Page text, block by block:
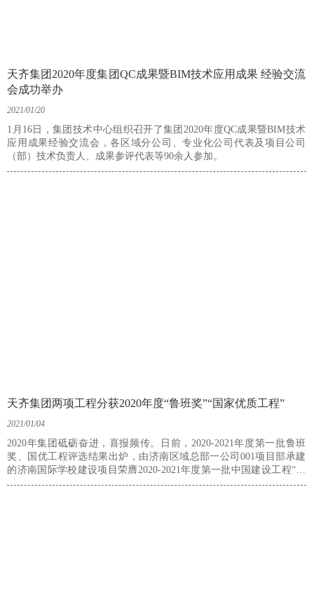
天齐集团2020年度集团QC成果暨BIM技术应用成果 经验交流
会成功举办
2021/01/20
1月16日，集团技术中心组织召开了集团2020年度QC成果暨BIM技术
应用成果经验交流会，各区域分公司、专业化公司代表及项目公司
（部）技术负责人、成果参评代表等90余人参加。
天齐集团两项工程分获2020年度“鲁班奖”“国家优质工程”
2021/01/04
2020年集团砥砺奋进，喜报频传。日前，2020-2021年度第一批鲁班
奖、国优工程评选结果出炉，由济南区域总部一公司001项目部承建
的济南国际学校建设项目荣膺2020-2021年度第一批中国建设工程“鲁
班奖”，由淄博区域总部一公司崔传忠项目公司承建的幸福城１、２号